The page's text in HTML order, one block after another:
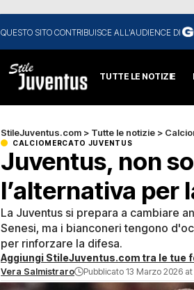
QUESTO SITO CONTRIBUISCE ALL'AUDIENCE DI
TUTTE LE NOTIZIE
StileJuventus.com > Tutte le notizie >
CALCIOMERCATO JUVENTUS
Juventus, non
l’alternativa per
La Juventus si prepara a cambiare
Senesi, ma i bianconeri tengono
per rinforzare la difesa.
Aggiungi StileJuventus.com tra le tue
Vera Salmistraro Pubblicato 13 Marzo 2026